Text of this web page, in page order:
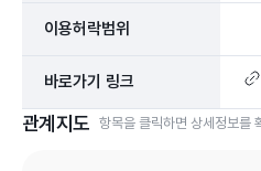
이용허락범위
바로가기 링크
관계지도 항목을 클릭하면 상세정보를